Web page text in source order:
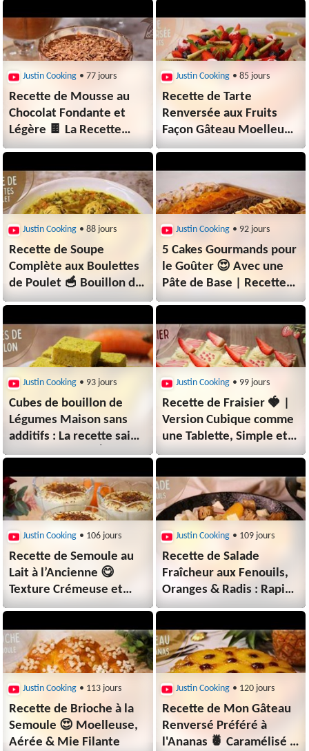
Justin Cooking • 77 jours
Recette de Mousse au
Chocolat Fondante et
Légère 🍫 La Recette
Facile et Inratable 😋
Justin Cooking • 85 jours
Recette de Tarte
Renversée aux Fruits
Façon Gâteau Moelleux
🍓 Un Vrai Nuage
Justin Cooking • 88 jours
Recette de Soupe
Complète aux Boulettes
de Poulet 🥣 Bouillon de
Légumes Maison 🥕🥦
Justin Cooking • 92 jours
5 Cakes Gourmands pour
le Goûter 😍 Avec une
Pâte de Base | Recette
Facile & Économique ✨
Justin Cooking • 93 jours
Cubes de bouillon de
Légumes Maison sans
additifs : La recette saine
et économique 💥
Justin Cooking • 99 jours
Recette de Fraisier 🍓 |
Version Cubique comme
une Tablette, Simple et
Élégant ✨
Justin Cooking • 106 jours
Recette de Semoule au
Lait à l’Ancienne 😋
Texture Crémeuse et
Goût d’Enfance 🥛
Justin Cooking • 109 jours
Recette de Salade
Fraîcheur aux Fenouils,
Oranges & Radis : Rapide
& Vitaminée 🍊🥗
Justin Cooking • 113 jours
Recette de Brioche à la
Semoule 😍 Moelleuse,
Aérée & Mie Filante
Justin Cooking • 120 jours
Recette de Mon Gâteau
Renversé Préféré à
l'Ananas 🍍 Caramélisé &